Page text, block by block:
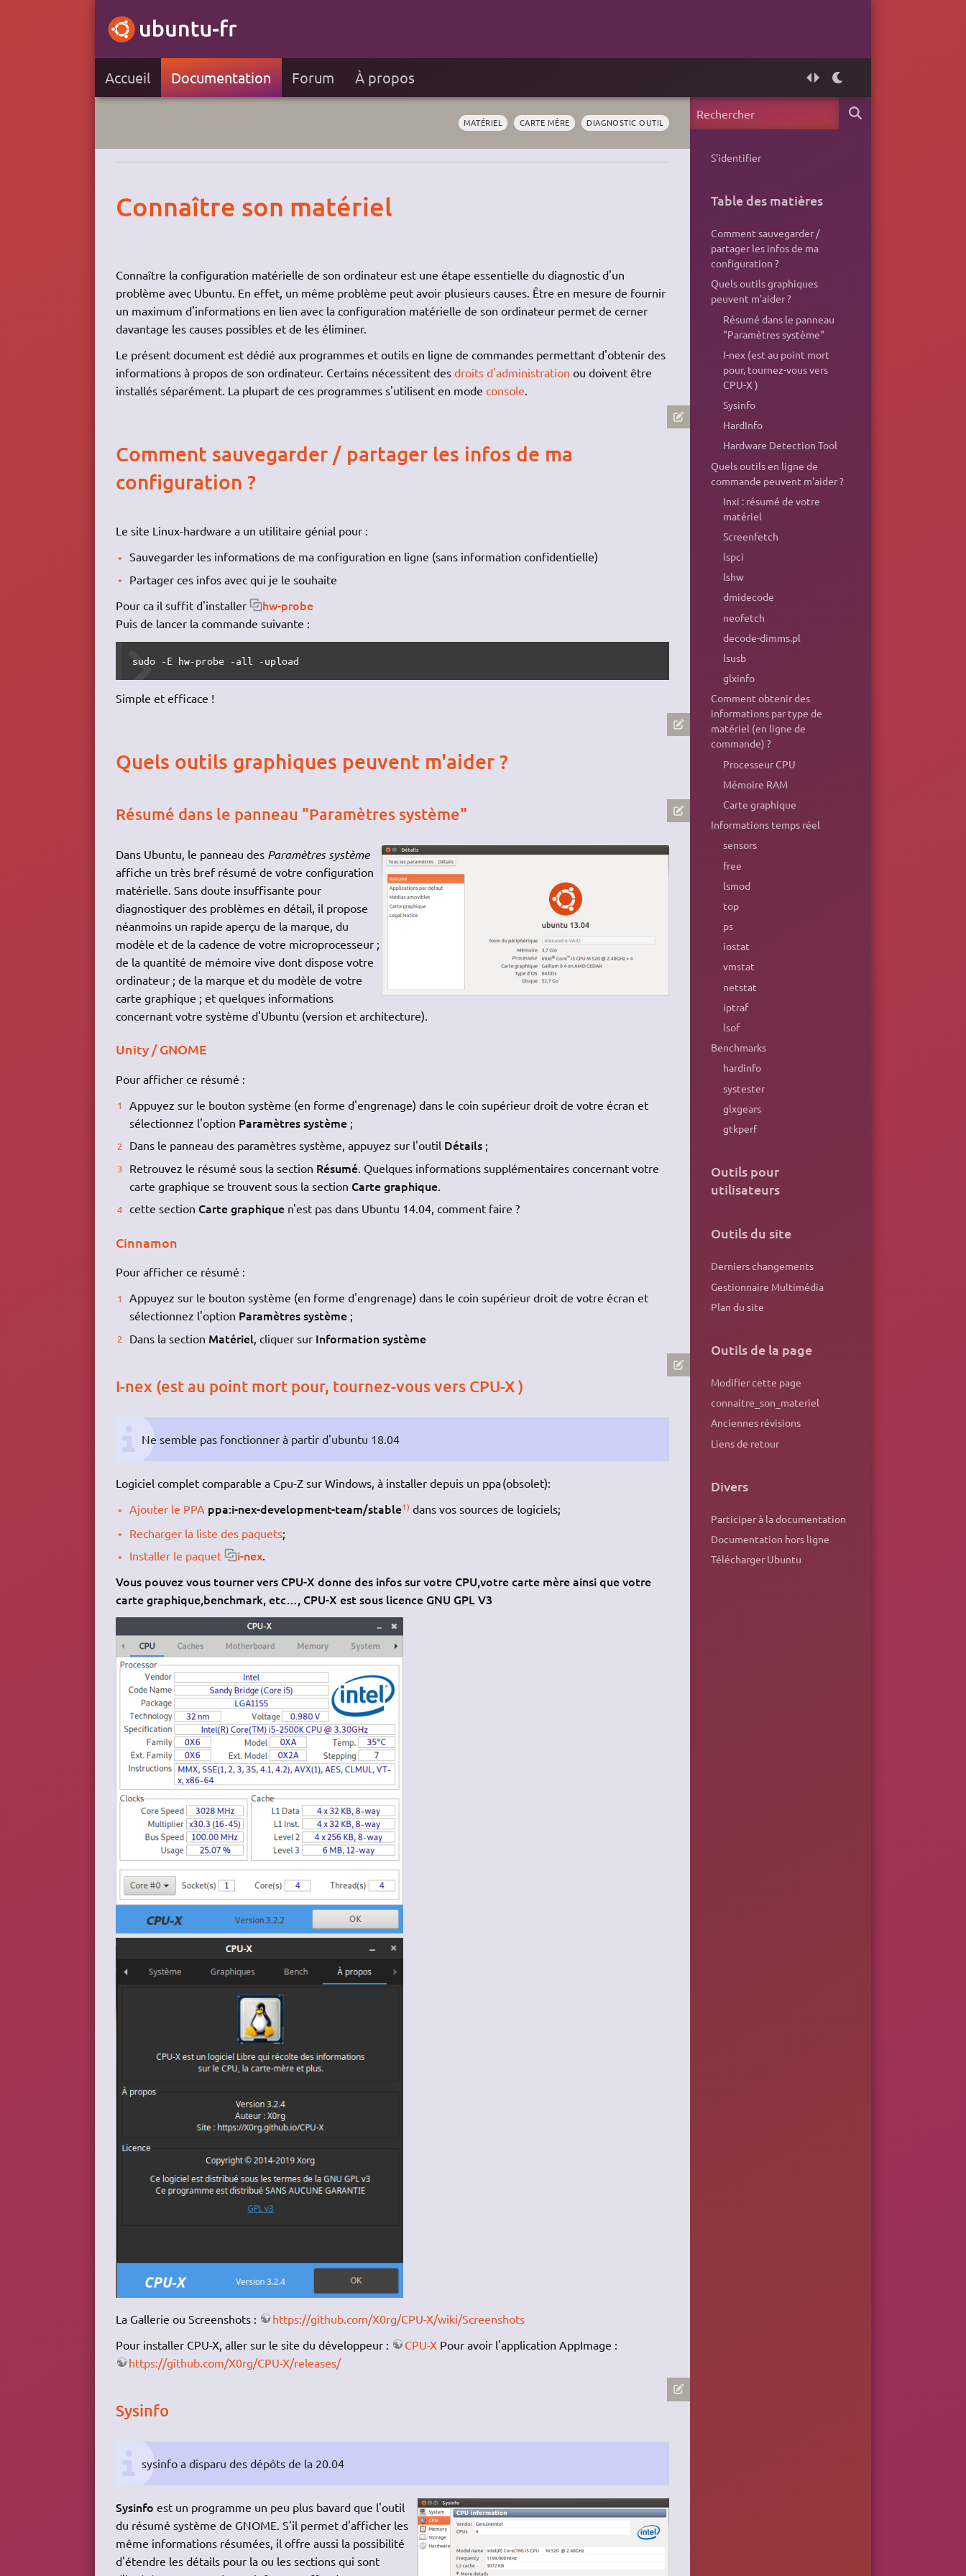
Accueil Documentation Forum À propos
MATÉRIEL CARTE MÈRE DIAGNOSTIC OUTIL
Connaître son matériel
Connaître la configuration matérielle de son ordinateur est une étape essentielle du diagnostic d'un
problème avec Ubuntu. En effet, un même problème peut avoir plusieurs causes. Être en mesure de fournir
un maximum d'informations en lien avec la configuration matérielle de son ordinateur permet de cerner
davantage les causes possibles et de les éliminer.
Le présent document est dédié aux programmes et outils en ligne de commandes permettant d'obtenir des
informations à propos de son ordinateur. Certains nécessitent des droits d'administration ou doivent être
installés séparément. La plupart de ces programmes s'utilisent en mode console
Comment sauvegarder / partager les infos de ma
configuration ?
Le site Linux-hardware a un utilitaire génial pour :
Sauvegarder les informations de ma configuration en ligne (sans information confidentielle)
Partager ces infos avec qui je le souhaite
Pour ca il suffit d'installer
hw-probe
Puis de lancer la commande suivante :
sudo -E hw-probe -all -upload
Simple et efficace !
Quels outils graphiques peuvent m'aider ?
Résumé dans le panneau "Paramètres système"
Dans Ubuntu, le panneau des Paramètres système
affiche un très bref résumé de votre configuration
matérielle. Sans doute insuffisante pour
diagnostiquer des problèmes en détail, il propose
néanmoins un rapide aperçu de la marque, du
modèle et de la cadence de votre microprocesseur ;
de la quantité de mémoire vive dont dispose votre
ordinateur ; de la marque et du modèle de votre
carte graphique ; et quelques informations
concernant votre système d'Ubuntu (version et architecture).
Unity / GNOME
Pour afficher ce résumé :
Appuyez sur le bouton système (en forme d'engrenage) dans le coin supérieur droit de votre écran et
sélectionnez l'option Paramètres système ;
Dans le panneau des paramètres système, appuyez sur l'outil Détails ;
Retrouvez le résumé sous la section Résumé . Quelques informations supplémentaires concernant votre
carte graphique se trouvent sous la section Carte graphique
cette section Carte graphique n'est pas dans Ubuntu 14.04, comment faire ?
Cinnamon
Pour afficher ce résumé :
Appuyez sur le bouton système (en forme d'engrenage) dans le coin supérieur droit de votre écran et
sélectionnez l'option Paramètres système ;
Dans la section Matériel , cliquer sur Information système
I-nex (est au point mort pour, tournez-vous vers CPU-X )
Ne semble pas fonctionner à partir d'ubuntu 18.04
Logiciel complet comparable a Cpu-Z sur Windows, à installer depuis un ppa (obsolet):
Ajouter le PPA ppa:i-nex-development-team/stable1) dans vos sources de logiciels;
Recharger la liste des paquets;
Installer le paquet
i-nex.
Vous pouvez vous tourner vers CPU-X donne des infos sur votre CPU,votre carte mère ainsi que votre
carte graphique,benchmark, etc…, CPU-X est sous licenceGNU GPLV3
La Gallerie ou Screenshots :
https://github.com/X0rg/CPU-X/wiki/Screenshots
Pour installer CPU-X, aller sur le site du développeur :
CPU-XPour avoir l'application AppImage :
https://github.com/X0rg/CPU-X/releases/
Sysinfo
sysinfo a disparu des dépôts de la 20.04
Sysinfo est un programme un peu plus bavard que l'outil
du résumé système de GNOME. S'il permet d'afficher les
même informations résumées, il offre aussi la possibilité
d'étendre les détails pour la ou les sections qui sont
S'identifier
Table des matières
Comment sauvegarder /
partager les infos de ma
configuration ?
Quels outils graphiques
peuvent m'aider ?
Résumé dans le panneau
"Paramètres système"
I-nex (est au point mort
pour, tournez-vous vers
CPU-X )
Sysinfo
HardInfo
Hardware Detection Tool
Quels outils en ligne de
commande peuvent m'aider ?
Inxi : résumé de votre
matériel
Screenfetch
lspci
lshw
dmidecode
neofetch
decode-dimms.pl
lsusb
glxinfo
Comment obtenir des
informations par type de
matériel (en ligne de
commande) ?
Processeur CPU
Mémoire RAM
Carte graphique
Informations temps réel
sensors
free
lsmod
top
ps
iostat
vmstat
netstat
iptraf
lsof
Benchmarks
hardinfo
systester
glxgears
gtkperf
Outils pour
utilisateurs
Outils du site
Derniers changements
Gestionnaire Multimédia
Plan du site
Outils de la page
Modifier cette page
connaitre_son_materiel
Anciennes révisions
Liens de retour
Divers
Participer à la documentation
Documentation hors ligne
Télécharger Ubuntu